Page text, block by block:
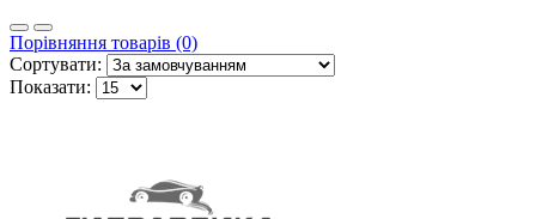
Порівняння товарів (0)
Сортувати:
Показати: